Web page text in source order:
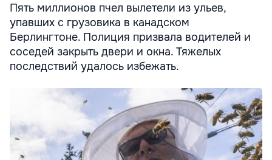
Пять миллионов пчел вылетели из ульев,
упавших с грузовика в канадском
Берлингтоне. Полиция призвала водителей и
соседей закрыть двери и окна. Тяжелых
последствий удалось избежать.